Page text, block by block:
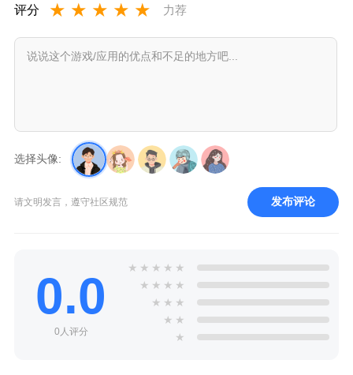
评分 ★ ★ ★ ★ ★ 力荐
选择头像:
请文明发言，遵守社区规范 发布评论
0.0
0人评分
★ ★ ★ ★ ★
★ ★ ★ ★
★ ★ ★
★ ★
★